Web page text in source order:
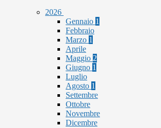
2026
Gennaio 1
Febbraio
Marzo 1
Aprile
Maggio 2
Giugno 1
Luglio
Agosto 1
Settembre
Ottobre
Novembre
Dicembre